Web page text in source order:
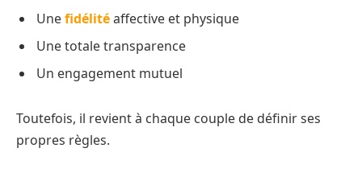
Unefidélitéaffective et physique
Une totale transparence
Un engagement mutuel
Toutefois, il revient à chaque couple de définir ses
propres règles.